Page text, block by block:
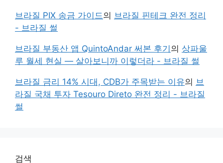
브라질 PIX 송금 가이드의 브라질 핀테크 완전 정리
- 브라질 썰
브라질 부동산 앱 QuintoAndar 써본 후기의 상파울
루 월세 현실 — 살아보니까 이렇더라 - 브라질 썰
브라질 금리 14% 시대, CDB가 주목받는 이유의 브
라질 국채 투자 Tesouro Direto 완전 정리 - 브라질
썰
검색